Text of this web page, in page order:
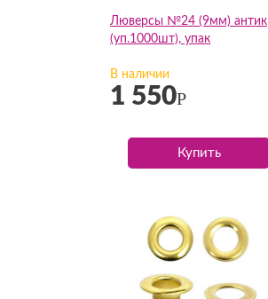
Люверсы №24 (9мм) антик
(уп.1000шт), упак
В наличии
1 550Р
Купить